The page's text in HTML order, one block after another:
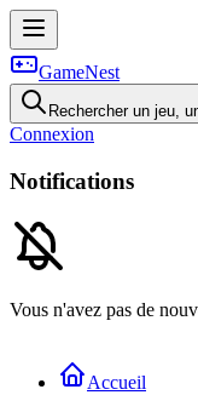
GameNest
Rechercher un jeu,
Connexion
Notifications
Vous n'avez pas de
Accueil